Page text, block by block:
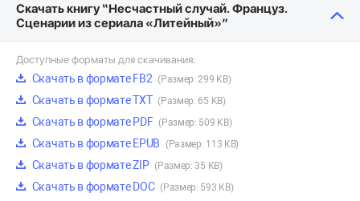
Скачать книгу “Несчастный случай. Француз.
Сценарии из сериала «Литейный»”
Доступные форматы для скачивания:
Скачать в формате FB2 (Размер: 299 KB)
Скачать в формате TXT (Размер: 65 KB)
Скачать в формате PDF (Размер: 509 KB)
Скачать в формате EPUB (Размер: 113 KB)
Скачать в формате ZIP (Размер: 35 KB)
Скачать в формате DOC (Размер: 593 KB)